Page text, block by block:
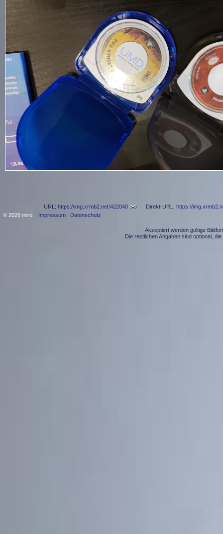
URL: https://img.xrmb2.net/422040 Direkt-URL: https://
© 2026 miro. Impressum Datenschutz
Akzeptiert werden gültige
Die restlichen Angaben sind optional,